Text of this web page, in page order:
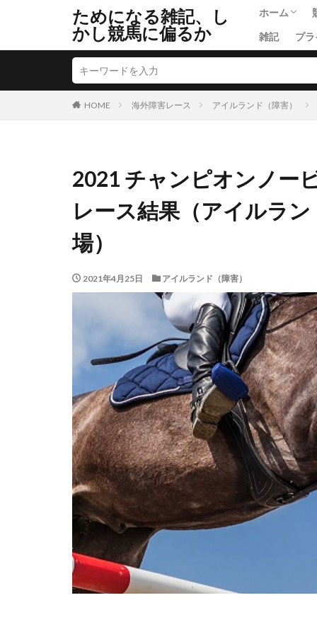
ためになる雑記、し
かし競馬に偏るか
ホーム
ごあいさつ
雑記
プ
HOME 海外障害レース アイルランド（障害）
2021 チャンピオンノー
レース結果（アイルラ
場）
2021年4月25日 アイルランド（障害）